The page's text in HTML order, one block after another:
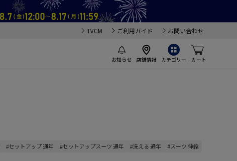
TVCM ご利用ガイド お問い合わせ
お知らせ 店舗情報 カテゴリー カート
#セットアップ 通年 #セットアップスーツ 通年 #洗える 通年
#スーツ 伸縮